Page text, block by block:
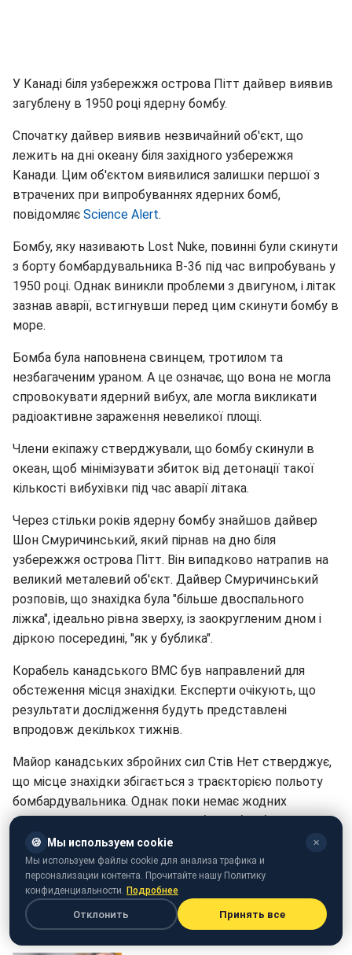
У Канаді біля узбережжя острова Пітт дайвер виявив
загублену в 1950 році ядерну бомбу.
Спочатку дайвер виявив незвичайний об'єкт, що
лежить на дні океану біля західного узбережжя
Канади. Цим об'єктом виявилися залишки першої з
втрачених при випробуваннях ядерних бомб,
повідомляє Science Alert.
Бомбу, яку називають Lost Nuke, повинні були скинути
з борту бомбардувальника B-36 під час випробувань у
1950 році. Однак виникли проблеми з двигуном, і літак
зазнав аварії, встигнувши перед цим скинути бомбу в
море.
Бомба була наповнена свинцем, тротилом та
незбагаченим ураном. А це означає, що вона не могла
спровокувати ядерний вибух, але могла викликати
радіоактивне зараження невеликої площі.
Члени екіпажу стверджували, що бомбу скинули в
океан, щоб мінімізувати збиток від детонації такої
кількості вибухівки під час аварії літака.
Через стільки років ядерну бомбу знайшов дайвер
Шон Смуричинський, який пірнав на дно біля
узбережжя острова Пітт. Він випадково натрапив на
великий металевий об'єкт. Дайвер Смуричинський
розповів, що знахідка була "більше двоспального
ліжка", ідеально рівна зверху, із заокругленим дном і
діркою посередині, "як у бублика".
Корабель канадського ВМС був направлений для
обстеження місця знахідки. Експерти очікують, що
результати дослідження будуть представлені
впродовж декількох тижнів.
Майор канадських збройних сил Стів Нет стверджує,
що місце знахідки збігається з траєкторією польоту
бомбардувальника. Однак поки немає жодних
підтверджень, що це саме загублена бомба.
До речі, ЗМІ лякають росіян
української "атомною
бомбою".
🍪 Мы используем cookie ✕
Мы используем файлы cookie для анализа трафика и
персонализации контента. Прочитайте нашу Политику
конфиденциальности. Подробнее
Отклонить Принять все